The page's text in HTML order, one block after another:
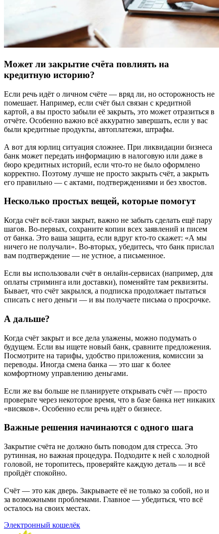
Может ли закрытие счёта повлиять на
кредитную историю?
Если речь идёт о личном счёте — вряд ли, но осторожность не
помешает. Например, если счёт был связан с кредитной
картой, а вы просто забыли её закрыть, это может отразиться в
отчёте. Особенно важно всё аккуратно завершать, если у вас
были кредитные продукты, автоплатежи, штрафы.
А вот для юрлиц ситуация сложнее. При ликвидации бизнеса
банк может передать информацию в налоговую или даже в
бюро кредитных историй, если что-то не было оформлено
корректно. Поэтому лучше не просто закрыть счёт, а закрыть
его правильно — с актами, подтверждениями и без хвостов.
Несколько простых вещей, которые помогут
Когда счёт всё-таки закрыт, важно не забыть сделать ещё пару
шагов. Во-первых, сохраните копии всех заявлений и писем
от банка. Это ваша защита, если вдруг кто-то скажет: «А мы
ничего не получали». Во-вторых, убедитесь, что банк прислал
вам подтверждение — не устное, а письменное.
Если вы использовали счёт в онлайн-сервисах (например, для
оплаты стриминга или доставки), поменяйте там реквизиты.
Бывает, что счёт закрылся, а подписка продолжает пытаться
списать с него деньги — и вы получаете письма о просрочке.
А дальше?
Когда счёт закрыт и все дела улажены, можно подумать о
будущем. Если вы ищете новый банк, сравните предложения.
Посмотрите на тарифы, удобство приложения, комиссии за
переводы. Иногда смена банка — это шаг к более
комфортному управлению деньгами.
Если же вы больше не планируете открывать счёт — просто
проверьте через некоторое время, что в базе банка нет никаких
«висяков». Особенно если речь идёт о бизнесе.
Важные решения начинаются с одного шага
Закрытие счёта не должно быть поводом для стресса. Это
рутинная, но важная процедура. Подходите к ней с холодной
головой, не торопитесь, проверяйте каждую деталь — и всё
пройдёт спокойно.
Счёт — это как дверь. Закрываете её не только за собой, но и
за возможными проблемами. Главное — убедиться, что всё
осталось на своих местах.
Электронный кошелёк